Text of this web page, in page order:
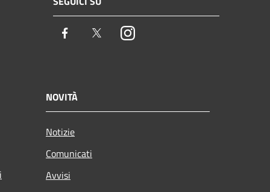
Facebook TwitterInstagram
NOVITÀ
Notizie
Comunicati
Avvisi